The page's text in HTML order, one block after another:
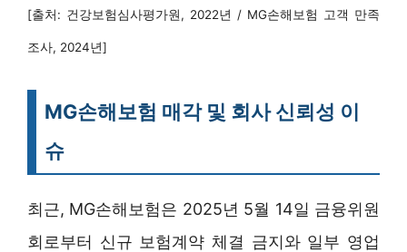
[출처: 건강보험심사평가원, 2022년 / MG손해보험 고객 만족
조사, 2024년]
MG손해보험 매각 및 회사 신뢰성 이
슈
최근, MG손해보험은 2025년 5월 14일 금융위원
회로부터 신규 보험계약 체결 금지와 일부 영업